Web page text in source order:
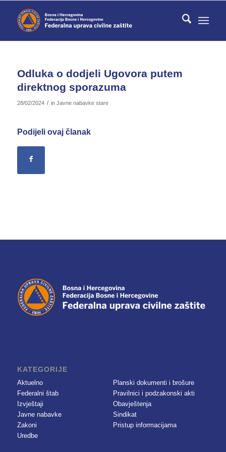
Odluka o dodjeli Ugovora putem
direktnog sporazuma
28/02/2024 / in Javne nabavke stare
Podijeli ovaj članak
KATEGORIJE
Aktuelno
Federalni štab
Izvještaji
Javne nabavke
Zakoni
Uredbe
Planski dokumenti i brošure
Pravilnici i podzakonski akti
Obavještenja
Sindikat
Pristup informacijama